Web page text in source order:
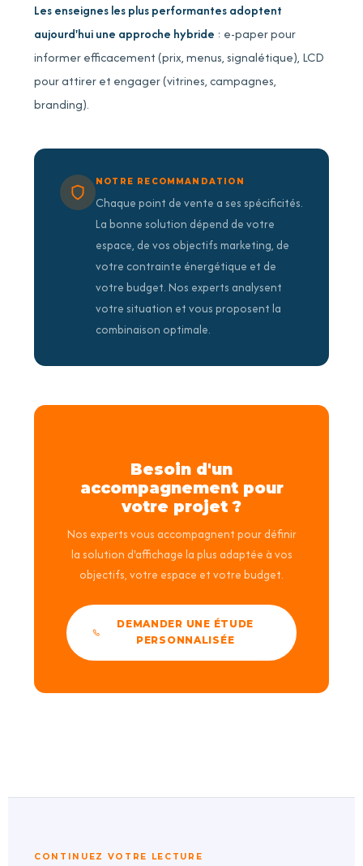
Les enseignes les plus performantes adoptent
aujourd'hui une approche hybride : e-paper pour
informer efficacement (prix, menus, signalétique), LCD
pour attirer et engager (vitrines, campagnes,
branding).
NOTRE RECOMMANDATION
Chaque point de vente a ses spécificités.
La bonne solution dépend de votre
espace, de vos objectifs marketing, de
votre contrainte énergétique et de
votre budget. Nos experts analysent
votre situation et vous proposent la
combinaison optimale.
Besoin d'un
accompagnement pour
votre projet ?
Nos experts vous accompagnent pour définir
la solution d'affichage la plus adaptée à vos
objectifs, votre espace et votre budget.
DEMANDER UNE ÉTUDE
PERSONNALISÉE
CONTINUEZ VOTRE LECTURE